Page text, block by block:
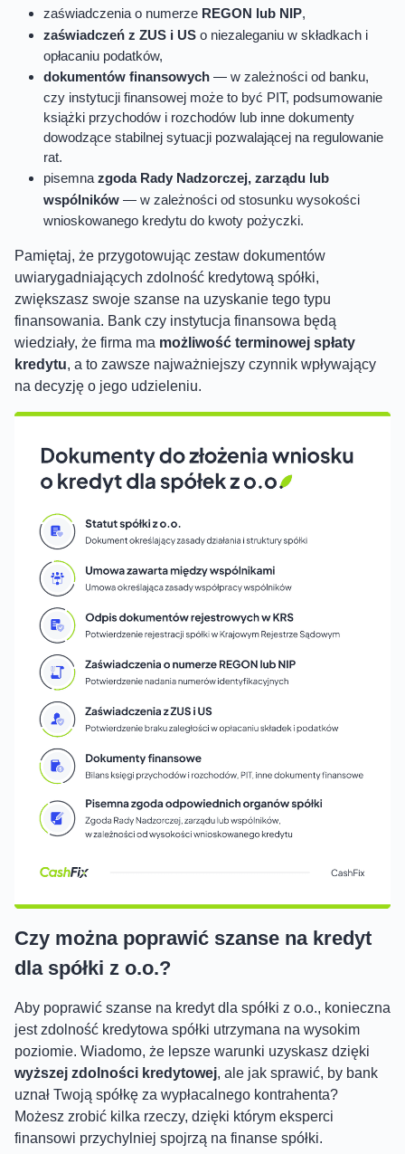
zaświadczenia o numerze REGON lub NIP,
zaświadczeń z ZUS i US o niezaleganiu w składkach i
opłacaniu podatków,
dokumentów finansowych — w zależności od banku,
czy instytucji finansowej może to być PIT, podsumowanie
książki przychodów i rozchodów lub inne dokumenty
dowodzące stabilnej sytuacji pozwalającej na regulowanie
rat.
pisemna zgoda Rady Nadzorczej, zarządu lub
wspólników — w zależności od stosunku wysokości
wnioskowanego kredytu do kwoty pożyczki.
Pamiętaj, że przygotowując zestaw dokumentów
uwiarygadniających zdolność kredytową spółki,
zwiększasz swoje szanse na uzyskanie tego typu
finansowania. Bank czy instytucja finansowa będą
wiedziały, że firma ma możliwość terminowej spłaty
kredytu, a to zawsze najważniejszy czynnik wpływający
na decyzję o jego udzieleniu.
Czy można poprawić szanse na kredyt
dla spółki z o.o.?
Aby poprawić szanse na kredyt dla spółki z o.o., konieczna
jest zdolność kredytowa spółki utrzymana na wysokim
poziomie. Wiadomo, że lepsze warunki uzyskasz dzięki
wyższej zdolności kredytowej, ale jak sprawić, by bank
uznał Twoją spółkę za wypłacalnego kontrahenta?
Możesz zrobić kilka rzeczy, dzięki którym eksperci
finansowi przychylniej spojrzą na finanse spółki.